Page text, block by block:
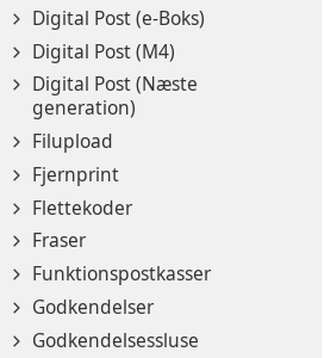
Digital Post (e-Boks)
Digital Post (M4)
Digital Post (Næste
generation)
Filupload
Fjernprint
Flettekoder
Fraser
Funktionspostkasser
Godkendelser
Godkendelsessluse